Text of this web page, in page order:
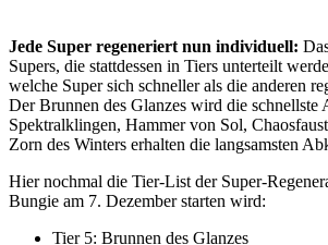
Jede Super regeneriert nun individuell:
Supers, die stattdessen in Tiers unterteilt
welche Super sich schneller als die anderen
Der Brunnen des Glanzes wird die schnellste
Spektralklingen, Hammer von Sol,
Zorn des Winters erhalten die langsamsten
Hier nochmal die Tier-List der Super-
Bungie am 7. Dezember starten wird:
Tier 5: Brunnen des Glanzes